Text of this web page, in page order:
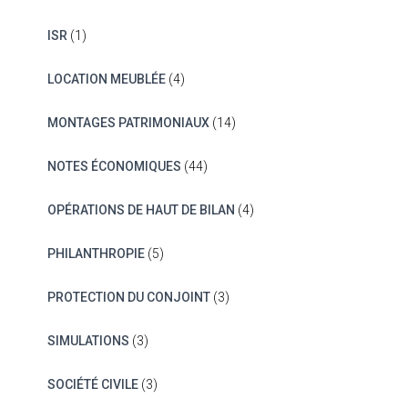
ISR (1)
LOCATION MEUBLÉE(4)
MONTAGES PATRIMONIAUX(14)
NOTES ÉCONOMIQUES (44)
OPÉRATIONS DE HAUT DE BILAN (4)
PHILANTHROPIE(5)
PROTECTION DU CONJOINT(3)
SIMULATIONS (3)
SOCIÉTÉ CIVILE(3)